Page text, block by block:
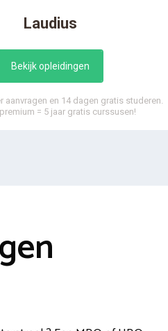
Laudius
Bekijk opleidingen
aanvragen en 14 dagen gratis studeren.
= 5 jaar gratis curssusen!